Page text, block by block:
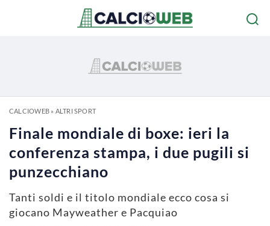
CALCIOWEB» ALTRI SPORT
Finale mondiale di boxe: ieri la
conferenza stampa, i due pugili si
punzecchiano
Tanti soldi e il titolo mondiale ecco cosa si
giocano Mayweather e Pacquiao